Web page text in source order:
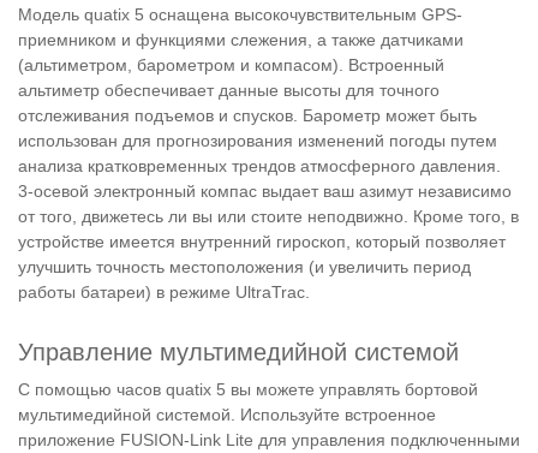
Модель quatix 5 оснащена высокочувствительным GPS-
приемником и функциями слежения, а также датчиками
(альтиметром, барометром и компасом). Встроенный
альтиметр обеспечивает данные высоты для точного
отслеживания подъемов и спусков. Барометр может быть
использован для прогнозирования изменений погоды путем
анализа кратковременных трендов атмосферного давления.
3-осевой электронный компас выдает ваш азимут независимо
от того, движетесь ли вы или стоите неподвижно. Кроме того, в
устройстве имеется внутренний гироскоп, который позволяет
улучшить точность местоположения (и увеличить период
работы батареи) в режиме UltraTrac.
Управление мультимедийной системой
С помощью часов quatix 5 вы можете управлять бортовой
мультимедийной системой. Используйте встроенное
приложение FUSION-Link Lite для управления подключенными